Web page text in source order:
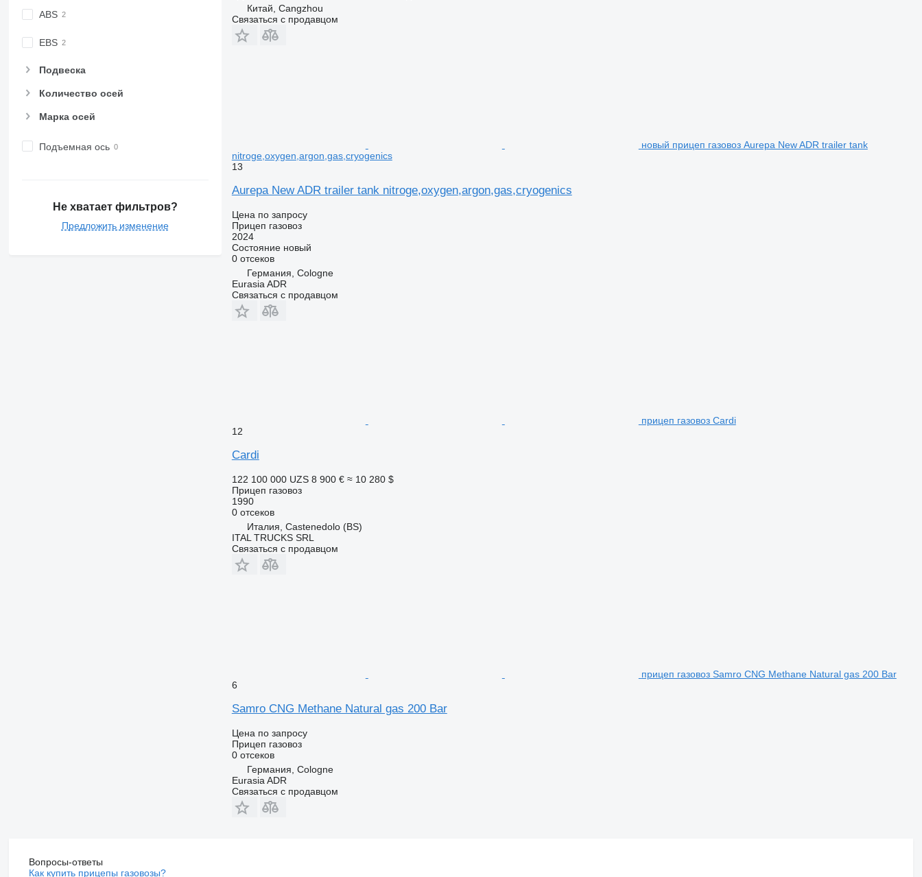
ABS
EBS
Подвеска
Количество осей
Марка осей
Подъемная ось
Не хватает фильтров?
Предложить изменение
Китай, Cangzhou
Связаться с продавцом
новый прицеп газовоз Aurepa New ADR trailer tank
nitroge,oxygen,argon,gas,cryogenics
13
Aurepa New ADR trailer tank nitroge,oxygen,argon,gas,cryogenics
Цена по запросу
Прицеп газовоз
2024
Состояниеновый
0 отсеков
Германия, Cologne
Eurasia ADR
Связаться с продавцом
прицеп газовоз Cardi
12
Cardi
122 100 000 UZS 8 900 € ≈ 10 280 $
Прицеп газовоз
1990
0 отсеков
Италия, Castenedolo (BS)
ITAL TRUCKS SRL
Связаться с продавцом
прицеп газовоз Samro CNG Methane Natural gas 200 Bar
6
Samro CNG Methane Natural gas 200 Bar
Цена по запросу
Прицеп газовоз
0 отсеков
Германия, Cologne
Eurasia ADR
Связаться с продавцом
Вопросы-ответы
Как купить прицепы газовозы?